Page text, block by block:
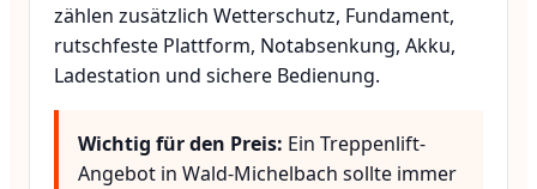
zählen zusätzlich Wetterschutz, Fundament,
rutschfeste Plattform, Notabsenkung, Akku,
Ladestation und sichere Bedienung.
Wichtig für den Preis: Ein Treppenlift-
Angebot in Wald-Michelbach sollte immer